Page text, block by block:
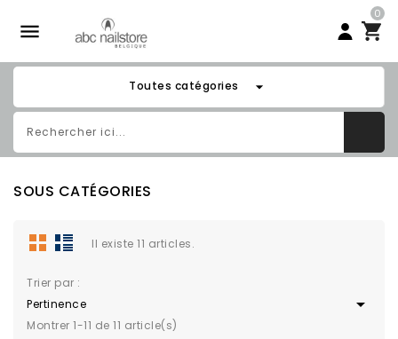

0
Toutes catégories arrow_drop_down
SOUS CATÉGORIES
Il existe 11 articles.
Trier par :
Pertinence

Montrer 1-11 de 11 article(s)